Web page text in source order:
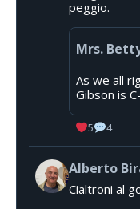
peggio.
Mrs.
As we all
Gibson is
5 4
Alberto
Cialtroni al